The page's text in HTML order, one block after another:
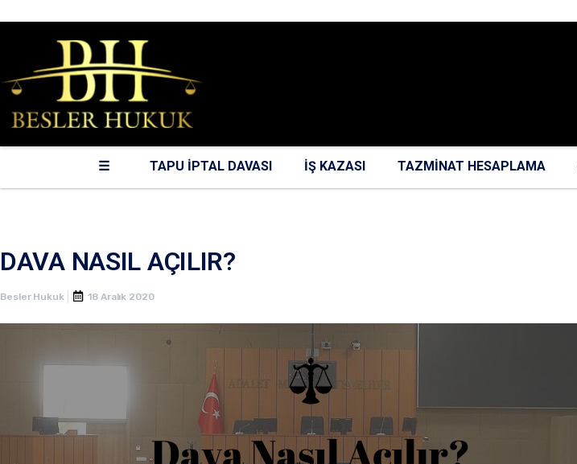
☰ TAPU İPTAL DAVASI İŞ KAZASI TAZMİNAT HESAPLAMA
DAVA NASIL AÇILIR?
Besler Hukuk 18 Aralık 2020